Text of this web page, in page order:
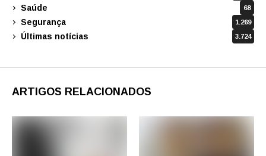
Saúde 68
Segurança 1.269
Últimas notícias 3.724
ARTIGOS RELACIONADOS